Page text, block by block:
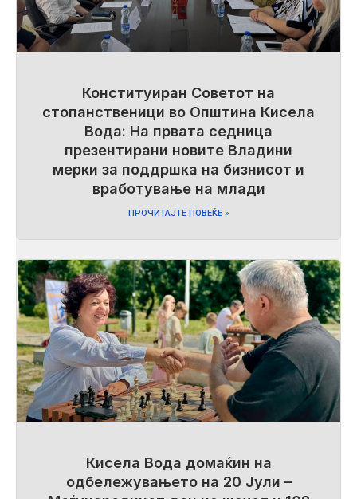
Конституиран Советот на
стопанственици во Општина Кисела
Вода: На првата седница
презентирани новите Владини
мерки за поддршка на бизнисот и
вработување на млади
ПРОЧИТАЈТЕ ПОВЕЌЕ »
Кисела Вода домаќин на
одбележувањето на 20 Јули –